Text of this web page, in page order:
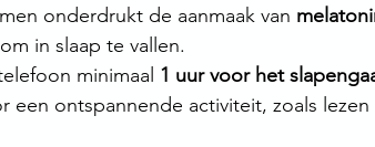
onderdrukt de aanmaak van
in slaap te vallen.
minimaal 1 uur voor het
een ontspannende activiteit, zoals